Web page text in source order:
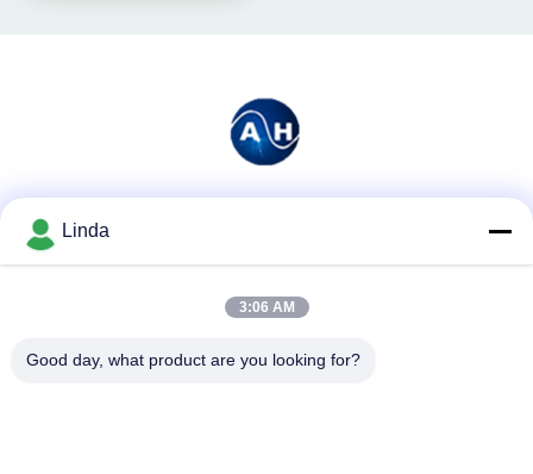
Linda
3:06 AM
Good day, what product are you looking for?